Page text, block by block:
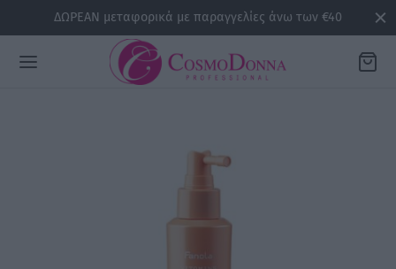
ΔΩΡΕΑΝ μεταφορικά με παραγγελίες άνω των €40